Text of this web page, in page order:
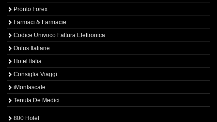
Pronto Forex
Farmaci & Farmacie
Codice Univoco Fattura Elettronica
Onlus Italiane
Hotel Italia
Consiglia Viaggi
iMontascale
Tenuta De Medici
800 Hotel